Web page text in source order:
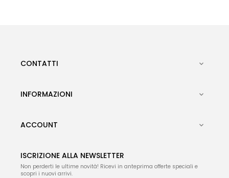
CONTATTI 
INFORMAZIONI 
ACCOUNT 
ISCRIZIONE ALLA NEWSLETTER
Non perderti le ultime novità! Ricevi in anteprima offerte speciali e
scopri i nuovi arrivi.